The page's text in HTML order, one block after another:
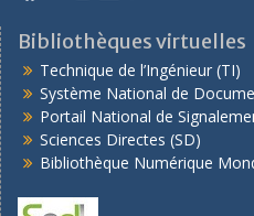
Bibliothèques virtuelles
Technique de l’Ingénieur (TI)
Système National de
Portail National de
Sciences Directes (SD)
Bibliothèque Numérique